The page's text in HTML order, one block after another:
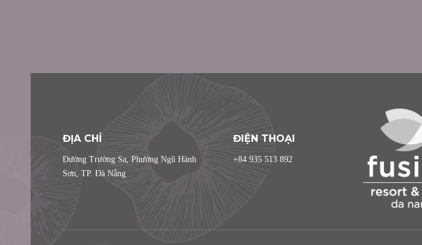
ĐỊA CHỈ
Đường Trường Sa, Phường Ngũ Hành
Sơn, TP. Đà Nẵng
ĐIỆN THOẠI
+84 935 513 892